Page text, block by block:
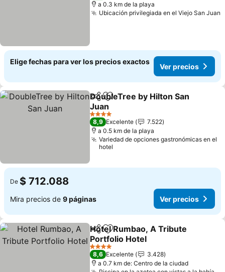
a 0.3 km de la playa
Ubicación privilegiada en el Viejo San Juan
Elige fechas para ver los precios exactos
Ver precios
CompartirAgregar a favoritos
DoubleTree by Hilton San
Juan
4 Estrellas
8,9 Excelente
7.522
a 0.5 km de la playa
Variedad de opciones gastronómicas en el
hotel
De $ 712.088
Mira precios de 9 páginas Ver precios
CompartirAgregar a favoritos
Hotel Rumbao, A Tribute
Portfolio Hotel
4 Estrellas
8,6 Excelente
3.428
a 0.7 km de: Centro de la ciudad